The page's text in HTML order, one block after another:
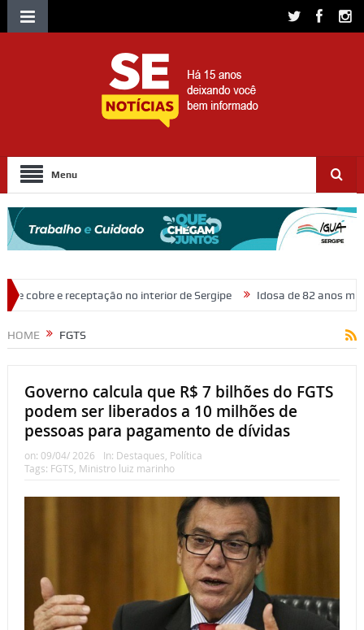
Menu
de Sergipe Idosa de 82 anos morre após ser atropelada na
HOME FGTS
Governo calcula que R$ 7 bilhões do FGTS
podem ser liberados a 10 milhões de
pessoas para pagamento de dívidas
on: 09/04/ 2026 In: Destaques, Política
Tags: FGTS, Ministro luiz marinho